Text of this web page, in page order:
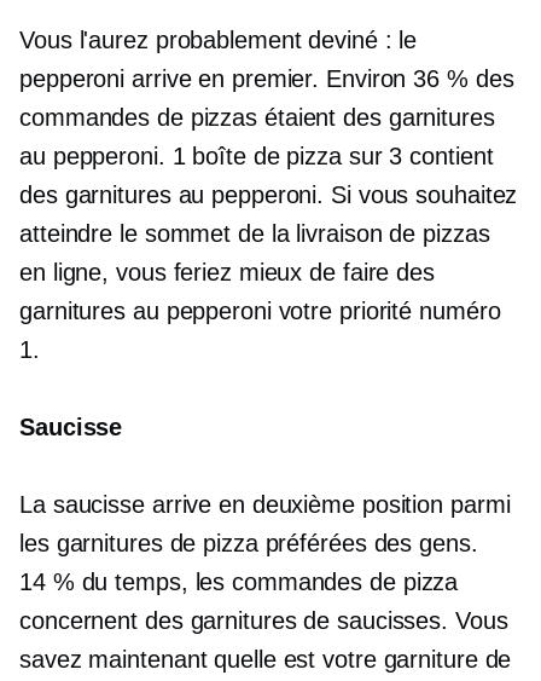
Vous l'aurez probablement deviné : le
pepperoni arrive en premier. Environ 36 % des
commandes de pizzas étaient des garnitures
au pepperoni. 1 boîte de pizza sur 3 contient
des garnitures au pepperoni. Si vous souhaitez
atteindre le sommet de la livraison de pizzas
en ligne, vous feriez mieux de faire des
garnitures au pepperoni votre priorité numéro
1.
Saucisse
La saucisse arrive en deuxième position parmi
les garnitures de pizza préférées des gens.
14 % du temps, les commandes de pizza
concernent des garnitures de saucisses. Vous
savez maintenant quelle est votre garniture de